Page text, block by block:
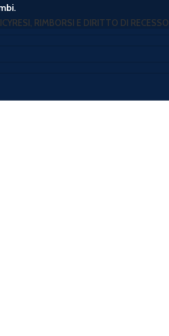
RESI, RIMBORSI E DIRITTO DI RECESSO